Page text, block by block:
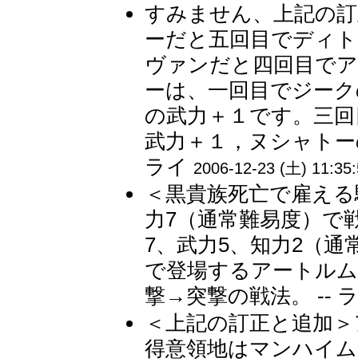
すみません、上記の
ーだと五回目でディ
ヴァンだと四回目で
ーは、一回目でジー
の武力＋１です。三
武力＋１，ヌシャト
ライ 2006-12-23 (土)
＜黒貴族死亡で雇え
力7（通常難易度）で
7、武力5、知力2（通
で登場するアートル
撃→突撃の戦法。 --
＜上記の訂正と追加
得意領地はマンハイ